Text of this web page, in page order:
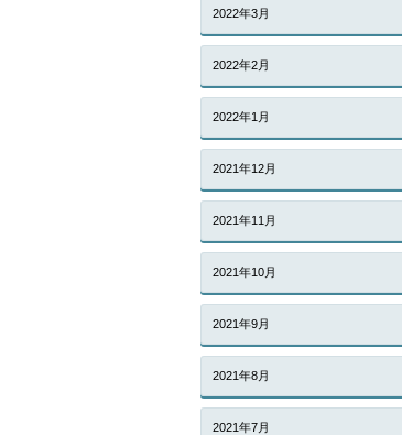
2022年3月
2022年2月
2022年1月
2021年12月
2021年11月
2021年10月
2021年9月
2021年8月
2021年7月